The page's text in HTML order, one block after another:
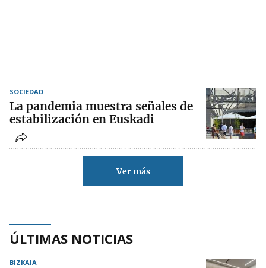
SOCIEDAD
La pandemia muestra señales de
estabilización en Euskadi
Ver más
ÚLTIMAS NOTICIAS
BIZKAIA